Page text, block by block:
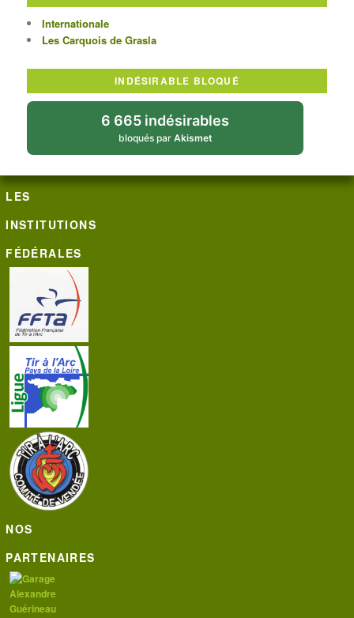
Internationale
Les Carquois de Grasla
INDÉSIRABLE BLOQUÉ
6 665 indésirables
bloqués par Akismet
LES
INSTITUTIONS
FÉDÉRALES
NOS
PARTENAIRES